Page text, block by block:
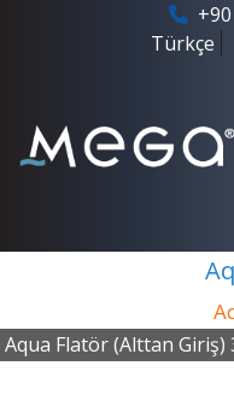
Türkçe
Aqua Flatör (Alttan Giriş)